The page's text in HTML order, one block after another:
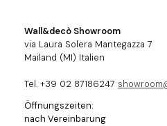
Wall&decò Showroom
via Laura Solera Mantegazza 7
Mailand (MI) Italien
Tel. +39 02 87186247
Öffnungszeiten:
nach Vereinbarung